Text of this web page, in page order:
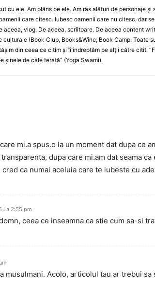
cu ele. Am plâns pe ele. Am râs alături de personaje
care citesc. Iubesc oamenii care nu citesc, dar
aceea, vlog. De aceea, scriitoare. De aceea content
culturale (Book Club, Books&Wine, Book Camp.
din ceea ce citim și îi îndreptăm pe alții către citit.
șinele de cale ferată” (Yoga Swami).
mi.a spus.o la un moment dat dupa ce
dupa care mi.am dat seama
cred ca numai aceluia care te iubeste cu
La 2:55 pm
ceea ce inseamna ca stie cum sa-si
musulmani. Acolo, articolul tau ar trebui